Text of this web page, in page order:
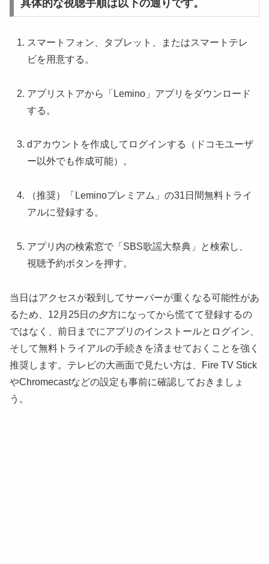
具体的な視聴手順は以下の通りです。
スマートフォン、タブレット、またはスマートテレ
ビを用意する。
アプリストアから「Lemino」アプリをダウンロード
する。
dアカウントを作成してログインする（ドコモユーザ
ー以外でも作成可能）。
（推奨）「Leminoプレミアム」の31日間無料トライ
アルに登録する。
アプリ内の検索窓で「SBS歌謡大祭典」と検索し、
視聴予約ボタンを押す。
当日はアクセスが殺到してサーバーが重くなる可能性があ
るため、12月25日の夕方になってから慌てて登録するの
ではなく、前日までにアプリのインストールとログイン、
そして無料トライアルの手続きを済ませておくことを強く
推奨します。テレビの大画面で見たい方は、Fire TV Stick
やChromecastなどの設定も事前に確認しておきましょ
う。